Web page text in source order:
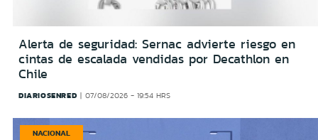
Alerta de seguridad: Sernac advierte riesgo en
cintas de escalada vendidas por Decathlon en
Chile
DIARIOSENRED 07/08/2026 - 19:54 HRS
NACIONAL